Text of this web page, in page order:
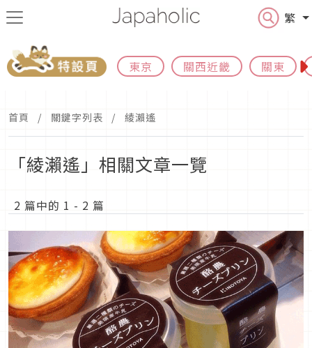
繁
東京 關西近畿 關東
首頁 關鍵字列表 綾瀨遙
「綾瀨遙」相關文章一覽
2 篇中的 1 - 2 篇